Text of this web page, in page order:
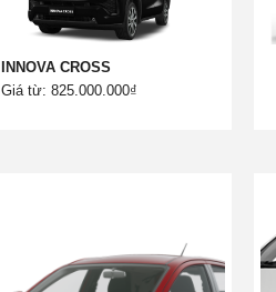
INNOVA CROSS
Giá từ: 825.000.000₫